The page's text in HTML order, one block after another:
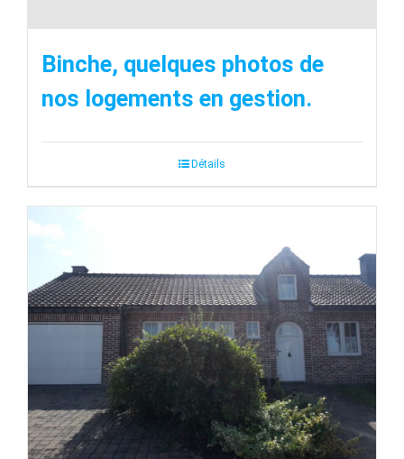
Binche, quelques photos de
nos logements en gestion.
Détails